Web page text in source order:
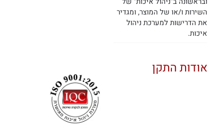
השירות ו/או של המוצר, ומגדיר
את הדרישות למערכת ניהול
איכות.
אודות התקן